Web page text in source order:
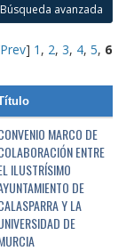
Búsqueda avanzada
Prev] 1 , 2, 3, 4, 5, 6
MARCO DE
ENTRE
ILUSTRÍSIMO
DE
Y LA
DE